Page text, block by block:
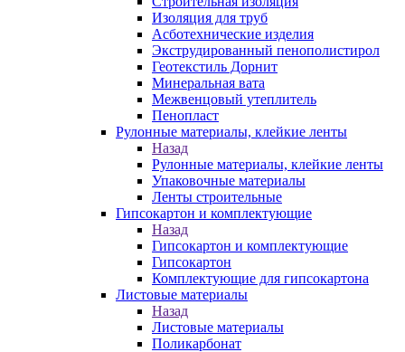
Изоляция для труб
Асботехнические изделия
Экструдированный пенополистирол
Геотекстиль Дорнит
Минеральная вата
Межвенцовый утеплитель
Пенопласт
Рулонные материалы, клейкие ленты
Назад
Рулонные материалы, клейкие ленты
Упаковочные материалы
Ленты строительные
Гипсокартон и комплектующие
Назад
Гипсокартон и комплектующие
Гипсокартон
Комплектующие для гипсокартона
Листовые материалы
Назад
Листовые материалы
Поликарбонат